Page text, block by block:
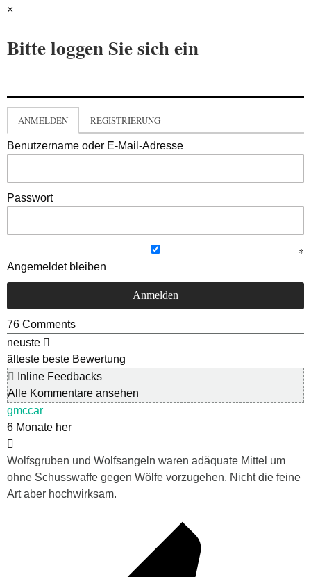
×
Bitte loggen Sie sich ein
ANMELDEN REGISTRIERUNG
Benutzername oder E-Mail-Adresse
Passwort
Angemeldet bleiben
76 Comments
neuste
älteste beste Bewertung
Inline Feedbacks
Alle Kommentare ansehen
gmccar
6 Monate her
Wolfsgruben und Wolfsangeln waren adäquate Mittel um
ohne Schusswaffe gegen Wölfe vorzugehen. Nicht die feine
Art aber hochwirksam.